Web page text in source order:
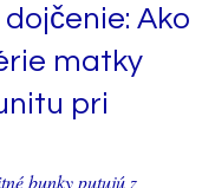
Ako
matky
pri
bunky putujú z